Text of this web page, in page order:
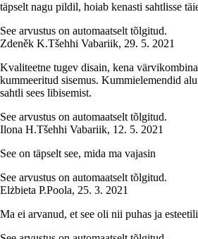
täpselt nagu pildil, hoiab kenasti sahtlisse
See arvustus on automaatselt tõlgitud.
Zdeněk K.Tšehhi Vabariik, 29. 5. 2021
Kvaliteetne tugev disain, kena
kummeeritud sisemus. Kummielemendid
sahtli sees libisemist.
See arvustus on automaatselt tõlgitud.
Ilona H.Tšehhi Vabariik, 12. 5. 2021
See on täpselt see, mida ma vajasin
See arvustus on automaatselt tõlgitud.
Elżbieta P.Poola, 25. 3. 2021
Ma ei arvanud, et see oli nii puhas ja